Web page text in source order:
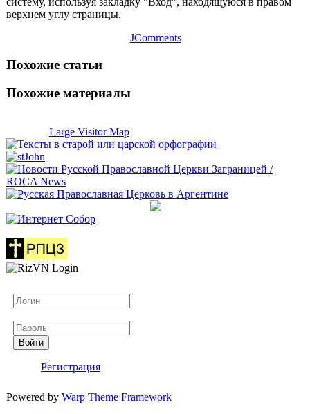
верхнем углу страницы.
JComments
Похожие статьи
Похожие материалы
Large Visitor Map
Войти
Регистрация
Powered by Warp Theme Framework